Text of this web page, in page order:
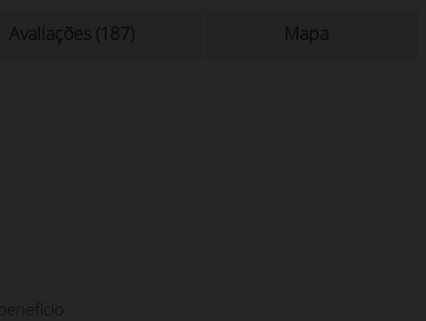
Avaliações (187) Mapa